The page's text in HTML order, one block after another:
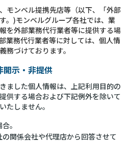
モンベル提携先店等（以下、「外部
。)モンベルグループ各社では、業
を外部業務代行業者等に提供する場
業務代行業者等に対しては、個人情
務づけております。
開示・非提供
ました個人情報は、上記利用目的の
供する場合および下記例外を除いて
たしません。
。
関係会社や代理店から回答させて